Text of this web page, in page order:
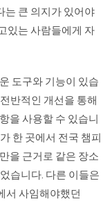
는 큰 의지가 있어야
있는 사람들에게 자
도구와 기능이 있습
반적인 개선을 통해
을 사용할 수 있습니
한 곳에서 전국 챔피
을 근거로 같은 장소
습니다. 다른 이들은
서 사임해야했던